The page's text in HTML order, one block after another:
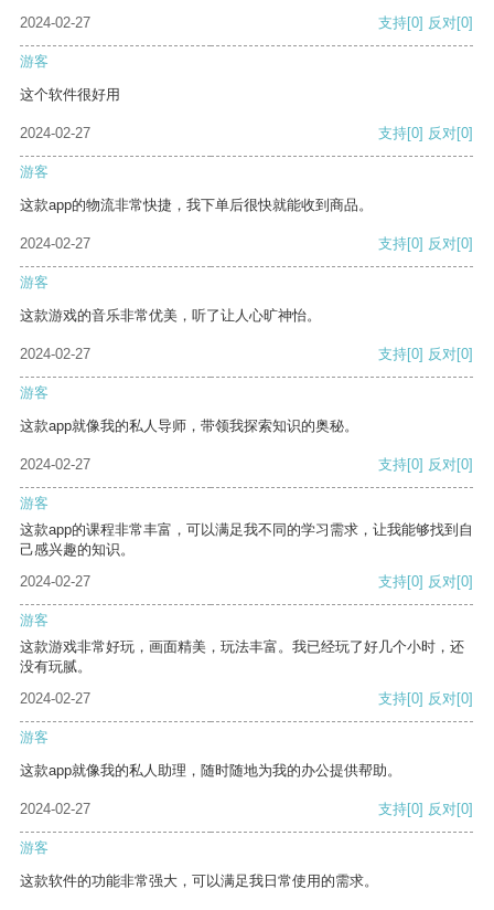
2024-02-27 支持[0] 反对[0]
游客
这个软件很好用
2024-02-27 支持[0] 反对[0]
游客
这款app的物流非常快捷，我下单后很快就能收到商品。
2024-02-27 支持[0] 反对[0]
游客
这款游戏的音乐非常优美，听了让人心旷神怡。
2024-02-27 支持[0] 反对[0]
游客
这款app就像我的私人导师，带领我探索知识的奥秘。
2024-02-27 支持[0] 反对[0]
游客
这款app的课程非常丰富，可以满足我不同的学习需求，让我能够找到自
己感兴趣的知识。
2024-02-27
支持[0] 反对[0]
游客
这款游戏非常好玩，画面精美，玩法丰富。我已经玩了好几个小时，还
没有玩腻。
2024-02-27
支持[0] 反对[0]
游客
这款app就像我的私人助理，随时随地为我的办公提供帮助。
2024-02-27 支持[0] 反对[0]
游客
这款软件的功能非常强大，可以满足我日常使用的需求。